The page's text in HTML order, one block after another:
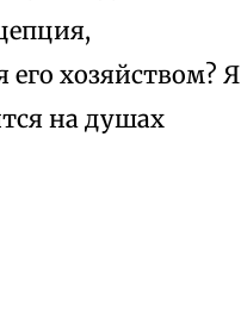
хозяйством? Я
на душах